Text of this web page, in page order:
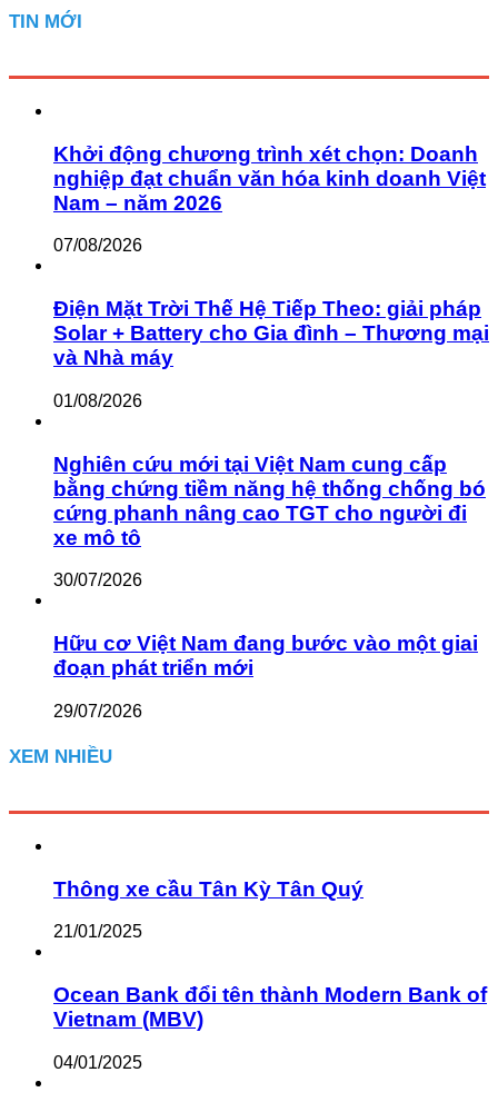
TIN MỚI
Khởi động chương trình xét chọn: Doanh
nghiệp đạt chuẩn văn hóa kinh doanh Việt
Nam – năm 2026
07/08/2026
Điện Mặt Trời Thế Hệ Tiếp Theo: giải pháp
Solar + Battery cho Gia đình – Thương mại
và Nhà máy
01/08/2026
Nghiên cứu mới tại Việt Nam cung cấp
bằng chứng tiềm năng hệ thống chống bó
cứng phanh nâng cao TGT cho người đi
xe mô tô
30/07/2026
Hữu cơ Việt Nam đang bước vào một giai
đoạn phát triển mới
29/07/2026
XEM NHIỀU
Thông xe cầu Tân Kỳ Tân Quý
21/01/2025
Ocean Bank đổi tên thành Modern Bank of
Vietnam (MBV)
04/01/2025